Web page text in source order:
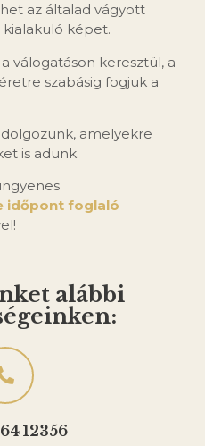
az általad vágyott
képet.
válogatáson keresztül, a
szabásig fogjuk a
amelyekre
is adunk.
időpont foglaló
alábbi
12356